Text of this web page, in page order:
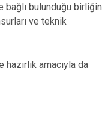
bağlı bulunduğu birliğin
ve teknik
amacıyla da